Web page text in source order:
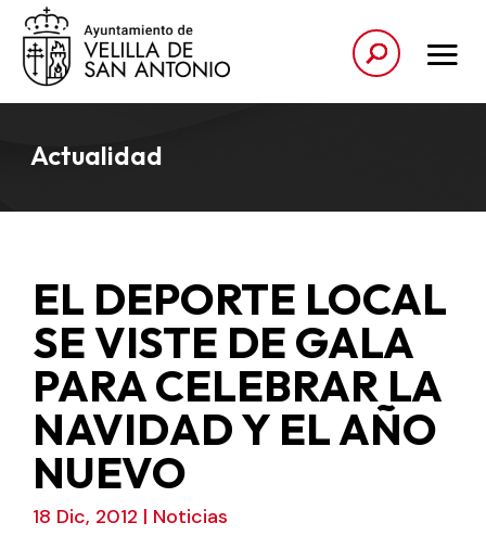
Actualidad
EL DEPORTE LOCAL
SE VISTE DE GALA
PARA CELEBRAR LA
NAVIDAD Y EL AÑO
NUEVO
18 Dic, 2012 | Noticias